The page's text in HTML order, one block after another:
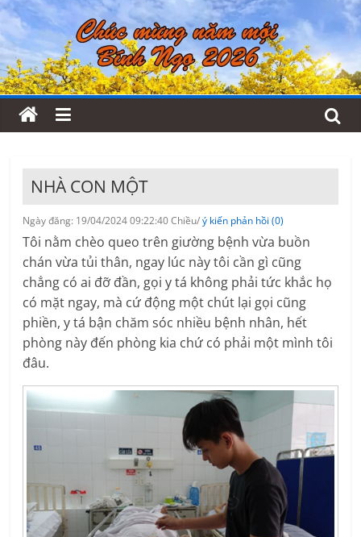
NHÀ CON MỘT
Ngày đăng: 19/04/2024 09:22:40 Chiều/ý kiến phản hồi (0)
Tôi nằm chèo queo trên giường bệnh vừa buồn
chán vừa tủi thân, ngay lúc này tôi cần gì cũng
chẳng có ai đỡ đần, gọi y tá không phải tức khắc họ
có mặt ngay, mà cứ động một chút lại gọi cũng
phiền, y tá bận chăm sóc nhiều bệnh nhân, hết
phòng này đến phòng kia chứ có phải một mình tôi
đâu.